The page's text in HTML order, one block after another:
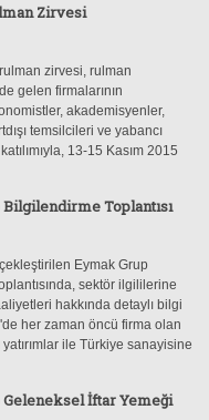
Zirvesi
zirvesi, rulman
gelen firmalarının
akademisyenler,
temsilcileri ve yabancı
13-15 Kasım 2015
ev sahipliğini
İmalatçıları, İthalatçıları ve
Toplantısı
Eymak Grup
sektör ilgililerine
hakkında detaylı bilgi
her zaman öncü firma olan
yatırımlar ile Türkiye sanayisine
İftar Yemeği